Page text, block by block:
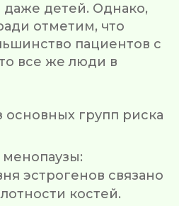
детей. Однако,
отметим, что
пациентов с
все же люди в
основных групп риска
эстрогенов связано
костей.